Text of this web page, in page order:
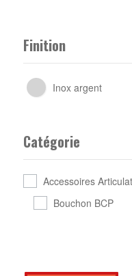
Finition
Inox argent
Catégorie
Accessoires
Bouchon BCP